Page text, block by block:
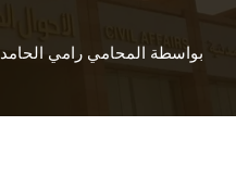
بواسطة المحامي رامي الحامد